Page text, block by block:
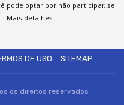
DE USO SITEMAP
os direitos reservados
pode optar por não participar, se
Mais detalhes